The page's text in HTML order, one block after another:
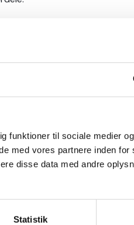
funktioner til sociale medier
med vores partnere inden for
disse data med andre
Statistik